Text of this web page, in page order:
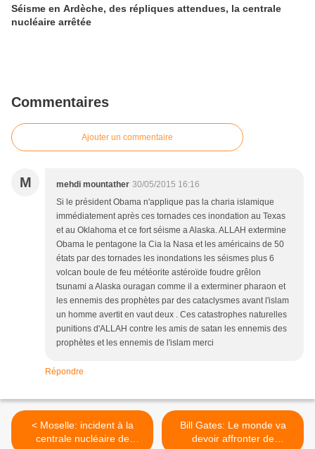
Séisme en Ardèche, des répliques attendues, la centrale
nucléaire arrêtée
Commentaires
Ajouter un commentaire
M mehdi mountather 30/05/2015 16:16
Si le président Obama n'applique pas la charia islamique
immédiatement après ces tornades ces inondation au Texas
et au Oklahoma et ce fort séisme a Alaska. ALLAH extermine
Obama le pentagone la Cia la Nasa et les américains de 50
états par des tornades les inondations les séismes plus 6
volcan boule de feu météorite astéroïde foudre grêlon
tsunami a Alaska ouragan comme il a exterminer pharaon et
les ennemis des prophètes par des cataclysmes avant l'islam
un homme avertit en vaut deux . Ces catastrophes naturelles
punitions d'ALLAH contre les amis de satan les ennemis des
prophètes et les ennemis de l'islam merci
Répondre
< Moselle: incident à la
centrale nucléaire de
Bill Gates: Le monde va
devoir affronter de